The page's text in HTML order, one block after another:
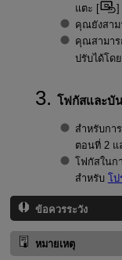
แตะ [
]
คุณยังสาม
คุณสามาร
ปรับได้โด
โฟกัสและบั
สำหรับกา
ตอนที่ 2 แ
โฟกัสในก
สำหรับ โป
ข้อควรระวัง
หมายเหตุ